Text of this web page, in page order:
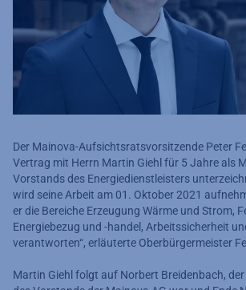
Der Mainova-Aufsichtsratsvorsitzende Peter
Vertrag mit Herrn Martin Giehl für 5 Jahre als
Vorstands des Energiedienstleisters
wird seine Arbeit am 01. Oktober 2021
er die Bereiche Erzeugung Wärme und Strom,
Energiebezug und -handel, Arbeitssicherheit
verantworten“, erläuterte Oberbürgermeister
Martin Giehl folgt auf Norbert Breidenbach,